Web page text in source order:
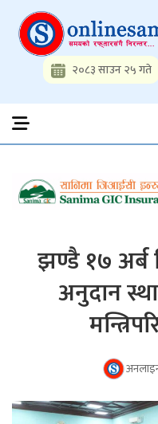
content
Onlinesamaya.com
Nepal News Portal,
Politics, Science,
Watch, Movies
२०८३ साउन २५ गते
झण्डै १७ अर्ब
अनुदान